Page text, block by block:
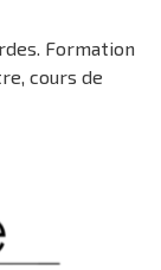
Formation
cours de